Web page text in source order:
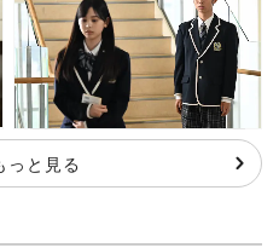
っと見る